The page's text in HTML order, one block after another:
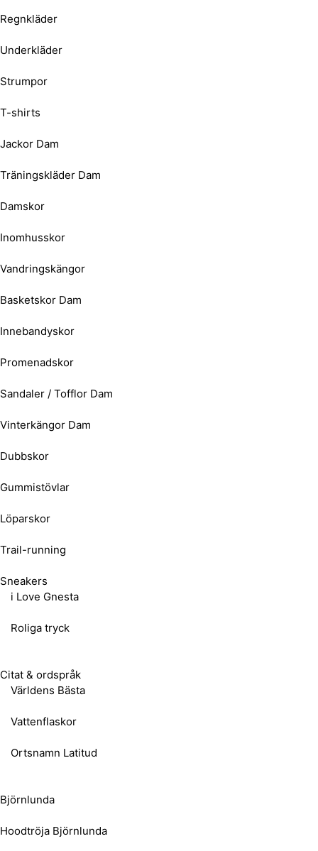
Regnkläder
Underkläder
Strumpor
T-shirts
Jackor Dam
Träningskläder Dam
Damskor
Inomhusskor
Vandringskängor
Basketskor Dam
Innebandyskor
Promenadskor
Sandaler / Tofflor Dam
Vinterkängor Dam
Dubbskor
Gummistövlar
Löparskor
Trail-running
Sneakers
i Love Gnesta
Roliga tryck
Citat & ordspråk
Världens Bästa
Vattenflaskor
Ortsnamn Latitud
Björnlunda
Hoodtröja Björnlunda